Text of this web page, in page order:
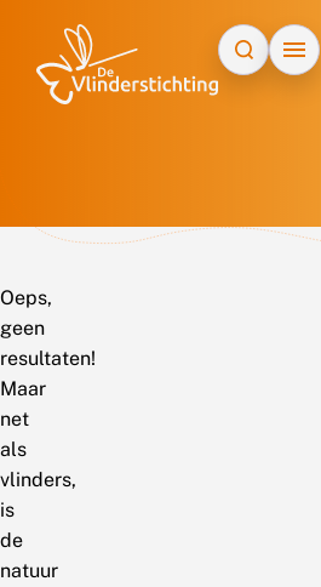
Oeps,
geen
resultaten!
Maar
net
als
vlinders,
is
de
natuur